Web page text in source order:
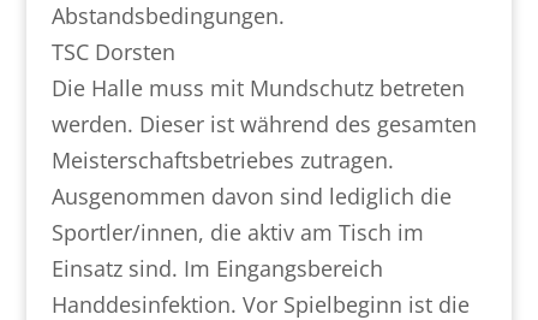
Abstandsbedingungen.
TSC Dorsten
Die Halle muss mit Mundschutz betreten
werden. Dieser ist während des gesamten
Meisterschaftsbetriebes zutragen.
Ausgenommen davon sind lediglich die
Sportler/innen, die aktiv am Tisch im
Einsatz sind. Im Eingangsbereich
Handdesinfektion. Vor Spielbeginn ist die